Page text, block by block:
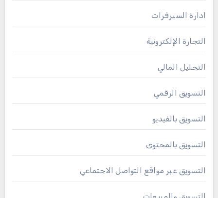
ادارة السيرفرات
التجارة الإلكترونية
التحليل المالي
التسويق الرقمي
التسويق بالفيديو
التسويق بالمحتوى
التسويق عبر مواقع التواصل الاجتماعي